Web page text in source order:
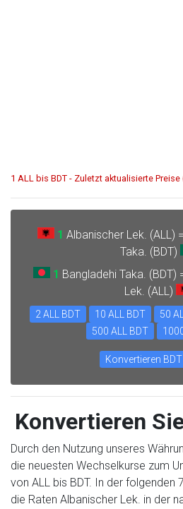
1 ALL bis BDT - Zuletzt aktualisierte Preise
1 Albanischer Lek. (ALL) =
Taka. (BDT)
1 Bangladehi Taka. (BDT)
Lek. (ALL)
2 ALL BDT 10 ALL BDT 50
500 ALL BDT
Konvertieren BDT
Konvertieren
Durch den Nutzung unseres
die neuesten Wechselkurse zum
von ALL bis BDT. In der folgenden
die Raten Albanischer Lek. in der